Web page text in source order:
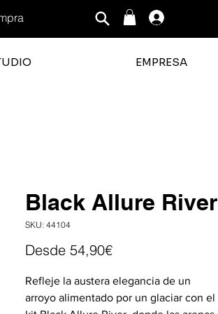
EMPRESA
Black Allure River
SKU: 44104
Desde 54,90€Precio
oferta
Refleje la austera elegancia de un
arroyo alimentado por un glaciar con el